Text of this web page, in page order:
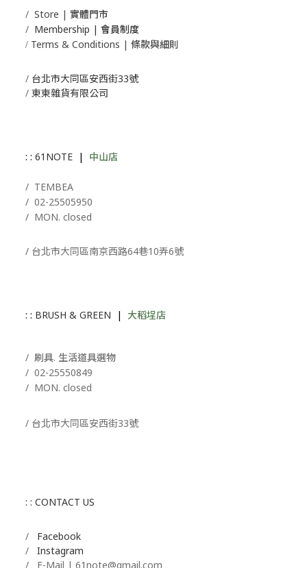
/ Store | 實體門市
/ Membership | 會員制度
/ Terms & Conditions | 條款與細則
/ 台北市大同區安西街33號
/ 東東雜貨有限公司
: : 61NOTE | 中山店
/ TEMBEA
/ 02-25505950
/ MON. closed
/ 台北市大同區南京西路64巷10弄6號
: : BRUSH & GREEN | 大稻埕店
/ 刷具. 生活道具選物
/ 02-25550849
/ MON. closed
/ 台北市大同區安西街33號
: : CONTACT US
/ Facebook
/ Instagram
/ E-Mail | 61note@gmail.com